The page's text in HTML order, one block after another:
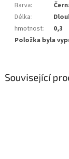
Související
Barva:
Délka:
hmotnost:
0,3
Položka byla